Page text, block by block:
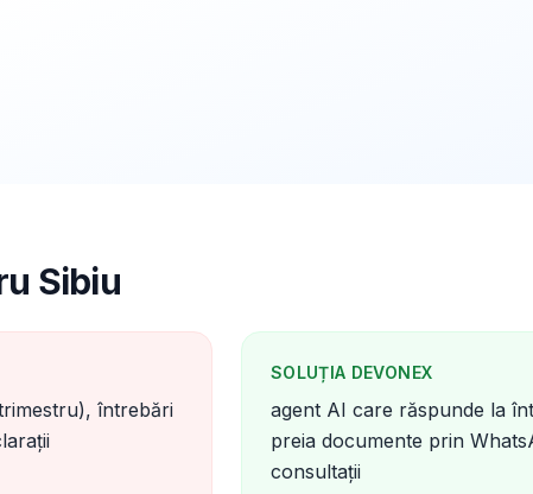
Sibiu
întrebări
SOLUȚIA DEVONEX
agent AI care răspunde la
preia documente prin
consultații